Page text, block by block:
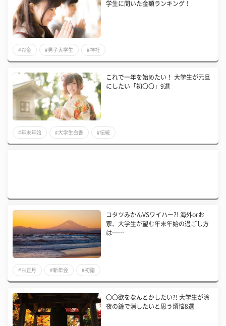
学生に聞いた金額ランキング！
#お金 #男子大学生 #神社
これで一年を始めたい！ 大学生が元旦
にしたい「初〇〇」9選
#年末年始 #大学生白書 #伝統
コタツみかんVSワイハー?! 海外orお
家、大学生が望む年末年始の過ごし方
は……
#お正月 #新年会 #初詣
〇〇欲をなんとかしたい?! 大学生が除
夜の鐘で消したいと思う煩悩8選